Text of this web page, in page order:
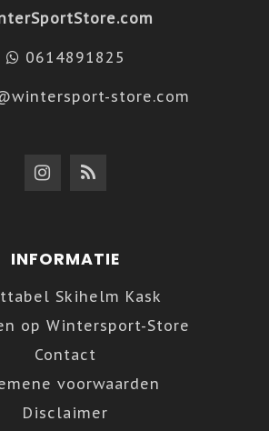
0614891825
store.com
INFORMATIE
Skihelm Kask
op Wintersport-Store
Contact
voorwaarden
Disclaimer